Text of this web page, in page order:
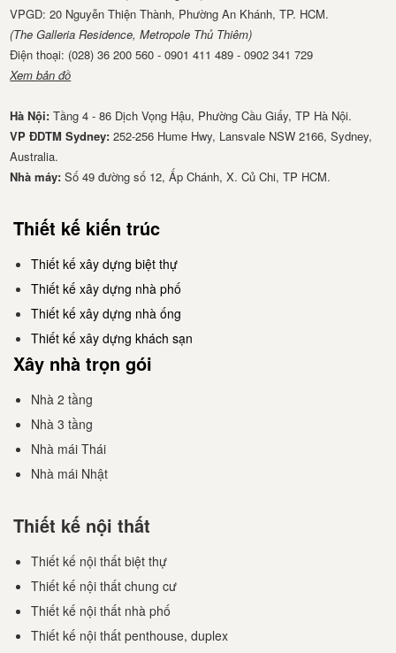
VPGD: 20 Nguyễn Thiện Thành, Phường An Khánh, TP. HCM.
(The Galleria Residence, Metropole Thủ Thiêm)
Điện thoại: (028) 36 200 560 - 0901 411 489 - 0902 341 729
Xem bản đồ
Hà Nội:Tầng 4 - 86 Dịch Vọng Hậu, Phường Cầu Giấy, TP Hà Nội.
VP ĐDTM Sydney: 252-256 Hume Hwy, Lansvale NSW 2166, Sydney,
Australia.
Nhà má​y: Số 49 đường số 12, Ấp Chánh, X. Củ Chi, TP HCM.
Thiết kế kiến trúc
Thiết kế xây dựng biệt thự
Thiết kế xây dựng nhà phố
Thiết kế xây dựng nhà ống
Thiết kế xây dựng khách sạn
Xây nhà trọn gói
Nhà 2 tầng
Nhà 3 tầng
Nhà mái Thái
Nhà mái Nhật
Thiết kế nội thất
Thiết kế nội thất biệt thự
Thiết kế nội thất chung cư
Thiết kế nội thất nhà phố
Thiết kế nội thất penthouse, duplex